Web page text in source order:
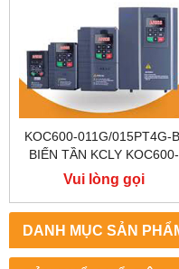
DANH MỤC SẢN
KOC600-011G/015PT4G-B,
BIẾN TẦN KCLY KOC600-
011G/015PT4G-B
Vui lòng gọi